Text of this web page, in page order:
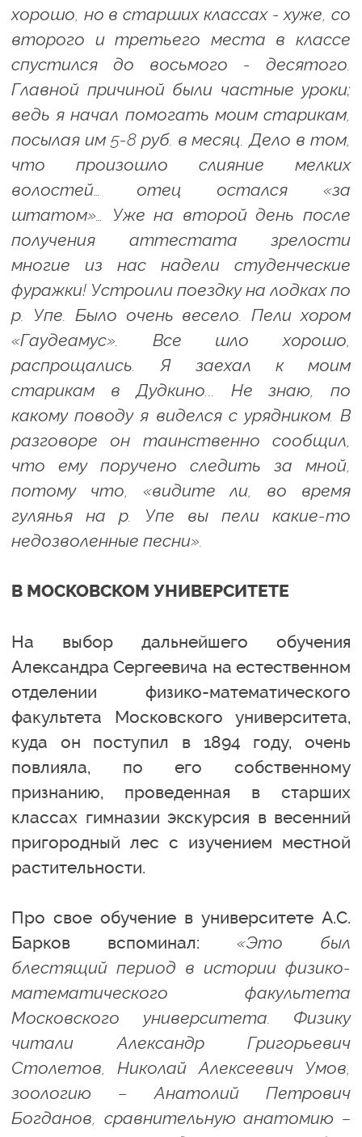
хорошо, но в старших классах - хуже, со
второго и третьего места в классе
спустился до восьмого - десятого.
Главной причиной были частные уроки;
ведь я начал помогать моим старикам,
посылая им 5-8 руб. в месяц. Дело в том,
что произошло слияние мелких
волостей… отец остался «за
штатом»… Уже на второй день после
получения аттестата зрелости
многие из нас надели студенческие
фуражки! Устроили поездку на лодках по
р. Упе. Было очень весело. Пели хором
«Гаудеамус». Все шло хорошо,
распрощались. Я заехал к моим
старикам в Дудкино... Не знаю, по
какому поводу я виделся с урядником. В
разговоре он таинственно сообщил,
что ему поручено следить за мной,
потому что, «видите ли, во время
гулянья на р. Упе вы пели какие-то
недозволенные песни».
В МОСКОВСКОМ УНИВЕРСИТЕТЕ
На выбор дальнейшего обучения
Александра Сергеевича на естественном
отделении физико-математического
факультета Московского университета,
куда он поступил в 1894 году, очень
повлияла, по его собственному
признанию, проведенная в старших
классах гимназии экскурсия в весенний
пригородный лес с изучением местной
растительности.
Про свое обучение в университете А.С.
Барков вспоминал: «Это был
блестящий период в истории физико-
математического факультета
Московского университета. Физику
читали Александр Григорьевич
Столетов, Николай Алексеевич Умов,
зоологию – Анатолий Петрович
Богданов, сравнительную анатомию –